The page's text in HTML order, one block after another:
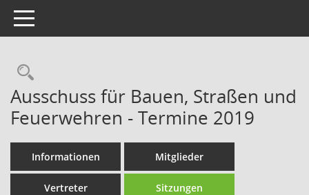
Toggle navigation
Rechercheauswahl
Ausschuss für Bauen, Straßen und
Feuerwehren - Termine 2019
Informationen Mitglieder
Vertreter Sitzungen